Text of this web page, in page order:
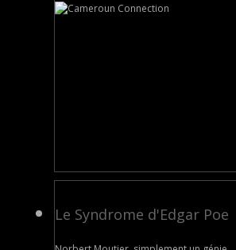
Le Syndrome d'Edgar Poe